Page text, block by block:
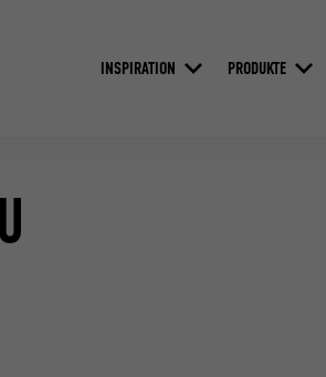
INSPIRATION PRODUKTE